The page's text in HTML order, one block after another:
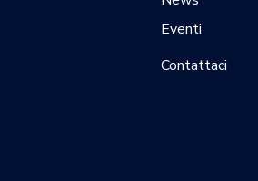
Eventi
Contattaci